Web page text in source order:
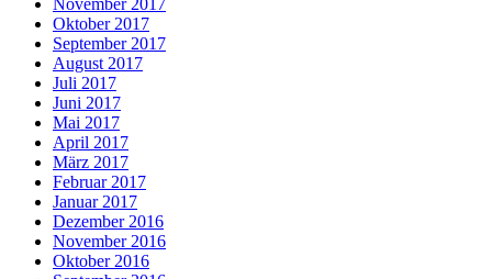
November 2017
Oktober 2017
September 2017
August 2017
Juli 2017
Juni 2017
Mai 2017
April 2017
März 2017
Februar 2017
Januar 2017
Dezember 2016
November 2016
Oktober 2016